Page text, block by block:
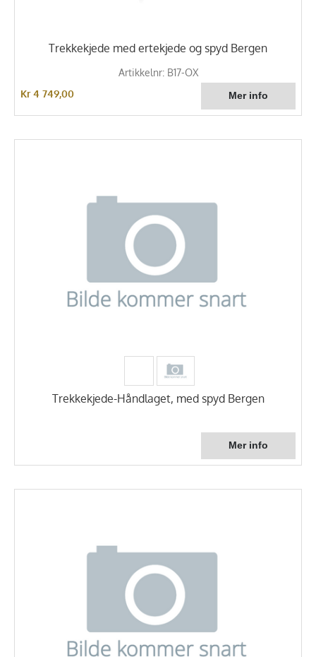
Trekkekjede med ertekjede og spyd Bergen
Artikkelnr: B17-OX
Kr 4 749,00
Trekkekjede-Håndlaget, med spyd Bergen